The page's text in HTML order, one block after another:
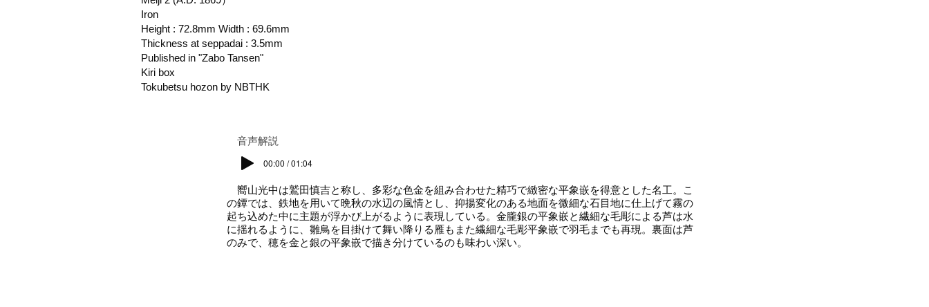
Iron
Height : 72.8mm Width : 69.6mm
Thickness at seppadai : 3.5mm
Published in "Zabo Tansen"
Kiri box
Tokubetsu hozon by NBTHK
​音声解説
00:00 / 01:04
嚮山光中は鷲田慎吉と称し、多彩な色金を組み合わせた精巧で緻密な平象嵌を得意とした名工。こ
の鐔では、鉄地を用いて晩秋の水辺の風情とし、抑揚変化のある地面を微細な石目地に仕上げて霧の
起ち込めた中に主題が浮かび上がるように表現している。金朧銀の平象嵌と繊細な毛彫による芦は水
に揺れるように、雛鳥を目掛けて舞い降りる雁もまた繊細な毛彫平象嵌で羽毛までも再現。裏面は芦
のみで、穂を金と銀の平象嵌で描き分けているのも味わい深い。